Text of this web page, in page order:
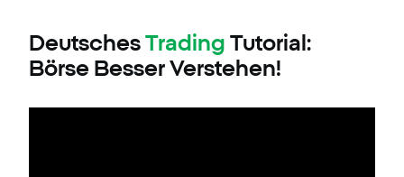
DeutschesTrading Tutorial:
Börse Besser Verstehen!